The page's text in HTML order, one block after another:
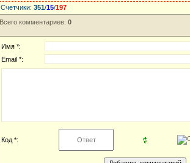
Счетчики: 351/15/197
Всего комментариев: 0
Имя *:
Email *:
Код *: